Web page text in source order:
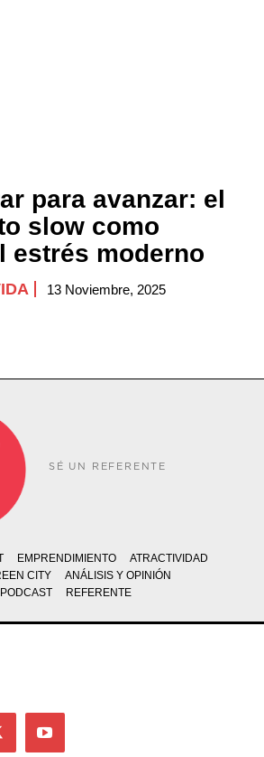
para avanzar: el
slow como
estrés moderno
13 Noviembre, 2025
SÉ UN REFERENTE
EMPRENDIMIENTO
ATRACTIVIDAD
CITY
ANÁLISIS Y OPINIÓN
REFERENTE